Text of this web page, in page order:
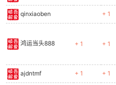
qinxiaoben + 1
鸿运当头888 + 1 + 1
ajdntmf + 1 + 1